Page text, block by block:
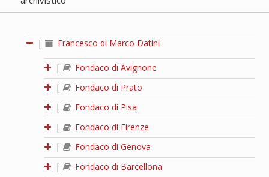
| Francesco di Marco Datini
|
Fondaco di Avignone
|
Fondaco di Prato
|
Fondaco di Pisa
|
Fondaco di Firenze
|
Fondaco di Genova
|
Fondaco di Barcellona